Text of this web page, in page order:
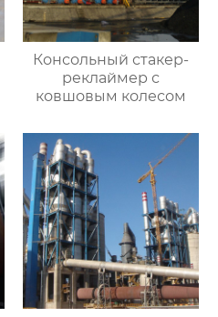
Консольный стакер-
реклаймер с
ковшовым колесом